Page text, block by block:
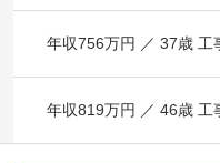
年収756万円 ／ 37歳 工
年収819万円 ／ 46歳 工